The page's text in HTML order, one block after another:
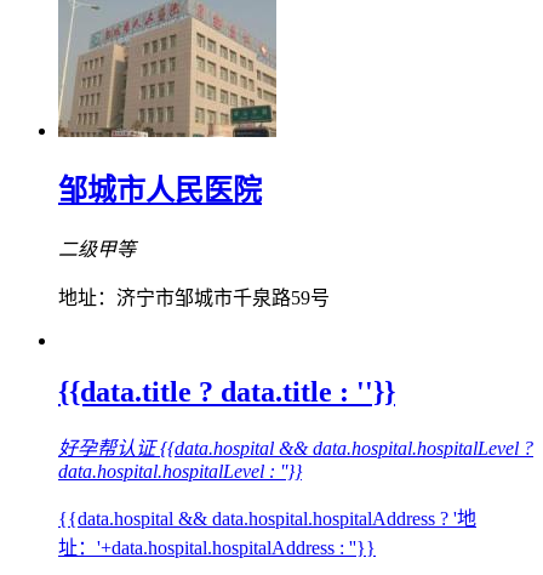
邹城市人民医院
二级甲等
地址：济宁市邹城市千泉路59号
{{data.title ? data.title : ''}}
好孕帮认证 {{data.hospital && data.hospital.hospitalLevel ?
data.hospital.hospitalLevel : ''}}
{{data.hospital && data.hospital.hospitalAddress ? '地
址：'+data.hospital.hospitalAddress : ''}}